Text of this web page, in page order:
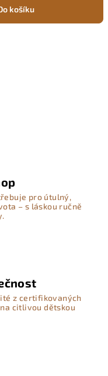
košíku
pro útulný,
– s láskou ručně
z certifikovaných
citlivou dětskou